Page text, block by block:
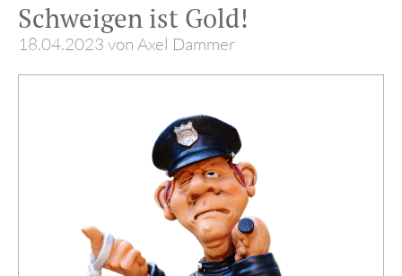
Schweigen ist Gold!
18.04.2023 von Axel Dammer